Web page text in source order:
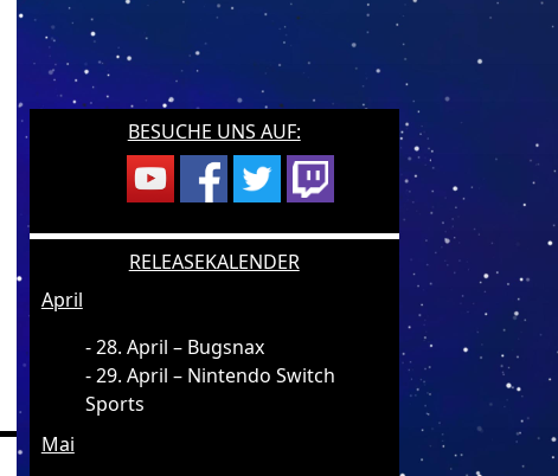
BESUCHE UNS AUF:
RELEASEKALENDER
April
28. April – Bugsnax
29. April – Nintendo Switch
Sports
Mai